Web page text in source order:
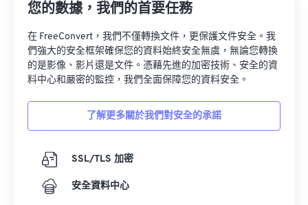
您的數據，我們的首要任務
在 FreeConvert，我們不僅轉換文件，更保護文件安全。我
們強大的安全框架確保您的資料始終安全無虞，無論您轉換
的是影像、影片還是文件。憑藉先進的加密技術、安全的資
料中心和嚴密的監控，我們全面保障您的資料安全。
了解更多關於我們對安全的承諾
SSL/TLS 加密
安全資料中心